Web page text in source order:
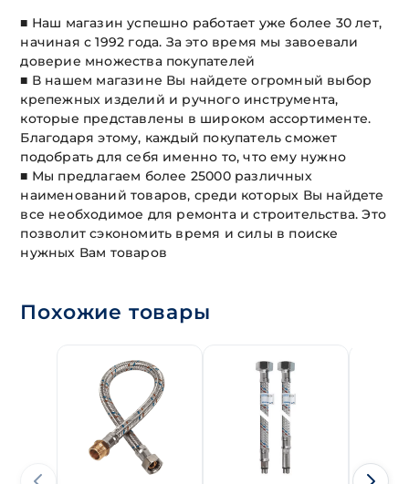
■ Наш магазин успешно работает уже более 30 лет,
начиная с 1992 года. За это время мы завоевали
доверие множества покупателей
■ В нашем магазине Вы найдете огромный выбор
крепежных изделий и ручного инструмента,
которые представлены в широком ассортименте.
Благодаря этому, каждый покупатель сможет
подобрать для себя именно то, что ему нужно
■ Мы предлагаем более 25000 различных
наименований товаров, среди которых Вы найдете
все необходимое для ремонта и строительства. Это
позволит сэкономить время и силы в поиске
нужных Вам товаров
Похожие товары